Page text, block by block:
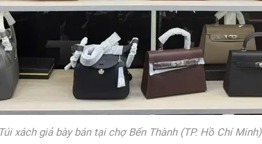
Túi xách giả bày bán tại chợ Bến Thành (TP. Hồ Chí Minh)